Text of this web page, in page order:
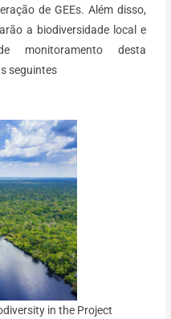
de GEEs. Além disso,
a biodiversidade local e
monitoramento desta
seguintes
in the Project